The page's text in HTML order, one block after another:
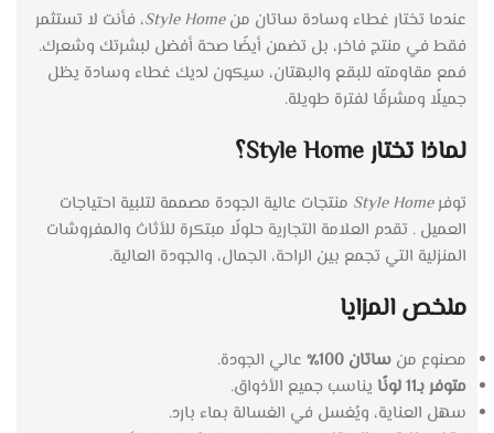
عندما تختار غطاء وسادة ساتان منStyle Home، فأنت لا تستثمر
فقط في منتج فاخر، بل تضمن أيضًا صحة أفضل لبشرتك وشعرك.
فمع مقاومته للبقع والبهتان، سيكون لديك غطاء وسادة يظل
جميلًا ومشرقًا لفترة طويلة.
لماذا تختار Style Home؟
توفرStyle Home منتجات عالية الجودة مصممة لتلبية احتياجات
العميل . تقدم العلامة التجارية حلولًا مبتكرة للأثاث والمفروشات
المنزلية التي تجمع بين الراحة، الجمال، والجودة العالية.
ملخص المزايا
مصنوع من ساتان 100٪
عالي الجودة.
متوفر بـ11 لونًا
يناسب جميع الأذواق.
سهل العناية، ويُغسل في الغسالة بماء بارد.